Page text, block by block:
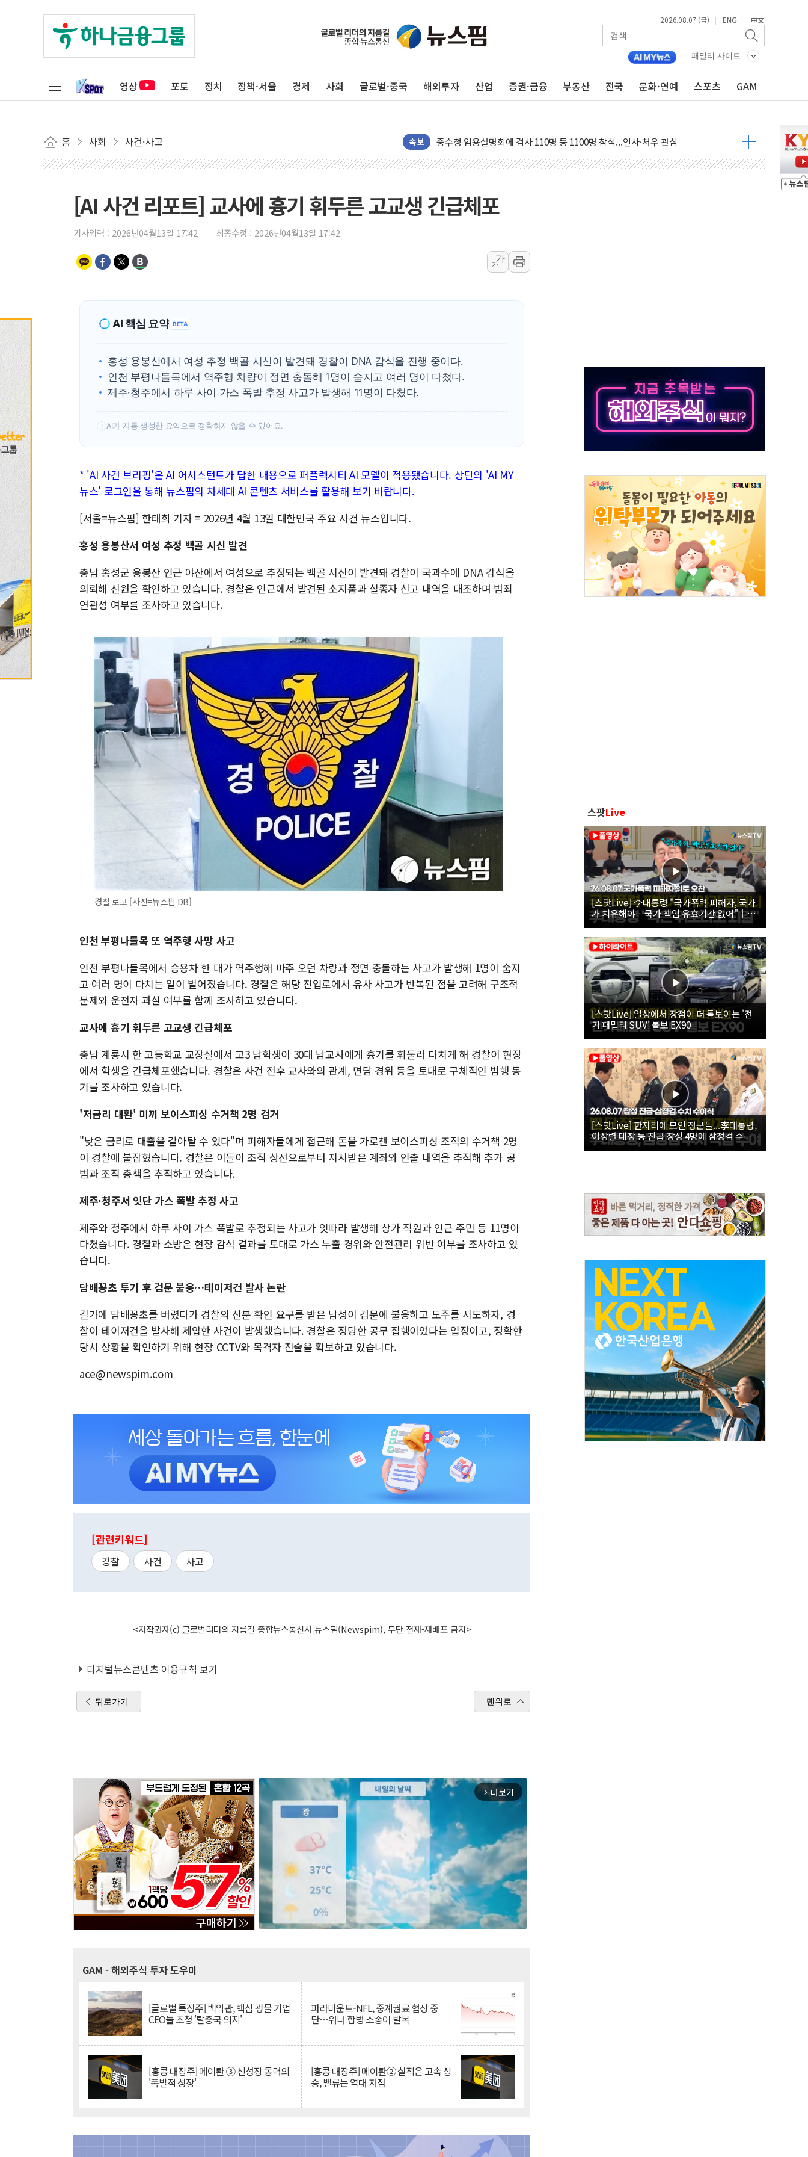
2026.08.07 (금) | ENG | 中文
패밀리 사이트
영상 포토 정치 정책·서울 경제 사회 글로벌·중국 해외투자 산업 증권·금융 부동산 전국 문화·연예 스포츠 GAM
홈 사회 사건·사고 속보
코웨이, 2분기 영업익 2532억…신제품 효과에 실적 호조
중수청 임용설명회에 검사 110명 등 1100명 참석...인사·처우 관심
[컨콜] 롯데케미칼, "하반기 기초화학 가격 강세 완화"
목동8단지 현설에 대우·DL·GS·현산 참여…'공사비 인상 차단' 조건
호남반도체 산단 하루 65만톤 용수 필요…절반은 하수처리수로 공급한다
롯데케미칼, 2분기 영업익 1101억 '흑자전환'
외교부, 美 의원들 정통망법 비판에 반박..."디지털 환경 변화에 따른 것"
'세기의 거래', 인도 50조원 규모 라팔 도입 속도...프랑스 인도에 판매 제안서 제출
GS25 '소비뇽레몬블랑하이볼', 레드닷 디자인 어워드 수상
신세계百, 포트넘앤메이슨 9주년 여름 기획세트 출시
李대통령, 국가폭력 피해자 청와대 초청 사과…"국가가 책임 다하겠다"
[기자수첩] ISA 개편, 국장 살리기보다 투자자 설득이 먼저
美 태양광 수입장벽에 한화큐셀·OCI '반색'…비중국산 부담은 변수
두나무, 경찰청 '압수 디지털자산 커스터디' 사업 맡는다
[AI 사건 리포트] 교사에 흉기 휘두른 고교생 긴급체포
기사입력 : 2026년04월13일 17:42 최종수정 : 2026년04월13일 17:42
가
가
AI 핵심 요약 BETA
홍성 용봉산에서 여성 추정 백골 시신이 발견돼 경찰이 DNA 감식을 진행 중이다.
인천 부평나들목에서 역주행 차량이 정면 충돌해 1명이 숨지고 여러 명이 다쳤다.
제주·청주에서 하루 사이 가스 폭발 추정 사고가 발생해 11명이 다쳤다.
! AI가 자동 생성한 요약으로 정확하지 않을 수 있어요.
* 'AI 사건 브리핑'은 AI 어시스턴트가 답한 내용으로 퍼플렉시티 AI 모델이 적용됐습니다. 상단의 'AI MY
뉴스' 로그인을 통해 뉴스핌의 차세대 AI 콘텐츠 서비스를 활용해 보기 바랍니다.
[서울=뉴스핌] 한태희 기자 = 2026년 4월 13일 대한민국 주요 사건 뉴스입니다.
홍성 용봉산서 여성 추정 백골 시신 발견
충남 홍성군 용봉산 인근 야산에서 여성으로 추정되는 백골 시신이 발견돼 경찰이 국과수에 DNA 감식을
의뢰해 신원을 확인하고 있습니다. 경찰은 인근에서 발견된 소지품과 실종자 신고 내역을 대조하며 범죄
연관성 여부를 조사하고 있습니다.
경찰 로고 [사진=뉴스핌 DB]
인천 부평나들목 또 역주행 사망 사고
인천 부평나들목에서 승용차 한 대가 역주행해 마주 오던 차량과 정면 충돌하는 사고가 발생해 1명이 숨지
고 여러 명이 다치는 일이 벌어졌습니다. 경찰은 해당 진입로에서 유사 사고가 반복된 점을 고려해 구조적
문제와 운전자 과실 여부를 함께 조사하고 있습니다.
교사에 흉기 휘두른 고교생 긴급체포
충남 계룡시 한 고등학교 교장실에서 고3 남학생이 30대 남교사에게 흉기를 휘둘러 다치게 해 경찰이 현장
에서 학생을 긴급체포했습니다. 경찰은 사건 전후 교사와의 관계, 면담 경위 등을 토대로 구체적인 범행 동
기를 조사하고 있습니다.
'저금리 대환' 미끼 보이스피싱 수거책 2명 검거
"낮은 금리로 대출을 갈아탈 수 있다"며 피해자들에게 접근해 돈을 가로챈 보이스피싱 조직의 수거책 2명
이 경찰에 붙잡혔습니다. 경찰은 이들이 조직 상선으로부터 지시받은 계좌와 인출 내역을 추적해 추가 공
범과 조직 총책을 추적하고 있습니다.
제주·청주서 잇단 가스 폭발 추정 사고
제주와 청주에서 하루 사이 가스 폭발로 추정되는 사고가 잇따라 발생해 상가 직원과 인근 주민 등 11명이
다쳤습니다. 경찰과 소방은 현장 감식 결과를 토대로 가스 누출 경위와 안전관리 위반 여부를 조사하고 있
습니다.
담배꽁초 투기 후 검문 불응…테이저건 발사 논란
길가에 담배꽁초를 버렸다가 경찰의 신분 확인 요구를 받은 남성이 검문에 불응하고 도주를 시도하자, 경
찰이 테이저건을 발사해 제압한 사건이 발생했습니다. 경찰은 정당한 공무 집행이었다는 입장이고, 정확한
당시 상황을 확인하기 위해 현장 CCTV와 목격자 진술을 확보하고 있습니다.
ace@newspim.com
[관련키워드]
경찰 사건 사고
<저작권자(c) 글로벌리더의 지름길 종합뉴스통신사 뉴스핌(Newspim), 무단 전재-재배포 금지>
디지털뉴스콘텐츠 이용규칙 보기
뒤로가기 맨위로
arrow_forward_ios 더보기
GAM - 해외주식 투자 도우미
[글로벌 특징주] 백악관, 핵심 광물 기업
CEO들 초청 '탈중국 의지'
파라마운트-NFL, 중계권료 협상 중
단…워너 합병 소송이 발목
[홍콩 대장주] 메이퇀 ③ 신성장 동력의
'폭발적 성장'
[홍콩 대장주] 메이퇀② 실적은 고속 상
승, 밸류는 역대 저점
스팟Live
[스팟Live] 李대통령 "국가폭력 피해자, 국가
가 치유해야…국가 책임 유효기간 없어"｜
26.08.07 국가폭력 피해자 위로 오찬
[스팟Live] 일상에서 장점이 더 돋보이는 '전
기 패밀리 SUV' 볼보 EX90
[스팟Live] 한자리에 모인 장군들...李대통령,
이상렬 대장 등 진급 장성 4명에 삼정검 수치
직접 수여｜26.08.07 장성 진급·삼정검 수치